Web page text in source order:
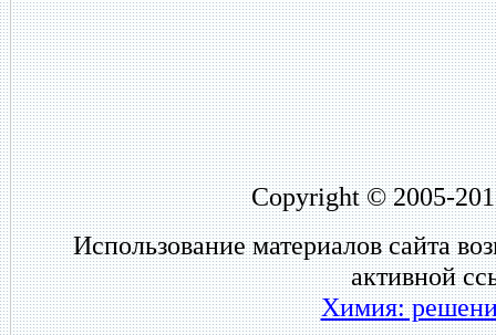
Copyright © 2005-
Использование материалов сайта
активной
Химия: